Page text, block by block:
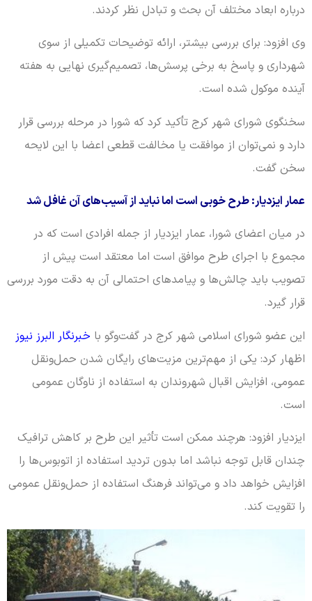
درباره ابعاد مختلف آن بحث و تبادل نظر کردند.
وی افزود: برای بررسی بیشتر، ارائه توضیحات تکمیلی از سوی
شهرداری و پاسخ به برخی پرسش‌ها، تصمیم‌گیری نهایی به هفته
آینده موکول شده است.
سخنگوی شورای شهر کرج تأکید کرد که شورا در مرحله بررسی قرار
دارد و نمی‌توان از موافقت یا مخالفت قطعی اعضا با این لایحه
سخن گفت.
عمار ایزدیار: طرح خوبی است اما نباید از آسیب‌های آن غافل شد
در میان اعضای شورا، عمار ایزدیار از جمله افرادی است که در
مجموع با اجرای طرح موافق است اما معتقد است پیش از
تصویب باید چالش‌ها و پیامدهای احتمالی آن به دقت مورد بررسی
قرار گیرد.
این عضو شورای اسلامی شهر کرج در گفت‌وگو با خبرنگار البرز نیوز
اظهار کرد: یکی از مهم‌ترین مزیت‌های رایگان شدن حمل‌ونقل
عمومی، افزایش اقبال شهروندان به استفاده از ناوگان عمومی
است.
ایزدیار افزود: هرچند ممکن است تأثیر این طرح بر کاهش ترافیک
چندان قابل توجه نباشد اما بدون تردید استفاده از اتوبوس‌ها را
افزایش خواهد داد و می‌تواند فرهنگ استفاده از حمل‌ونقل عمومی
را تقویت کند.